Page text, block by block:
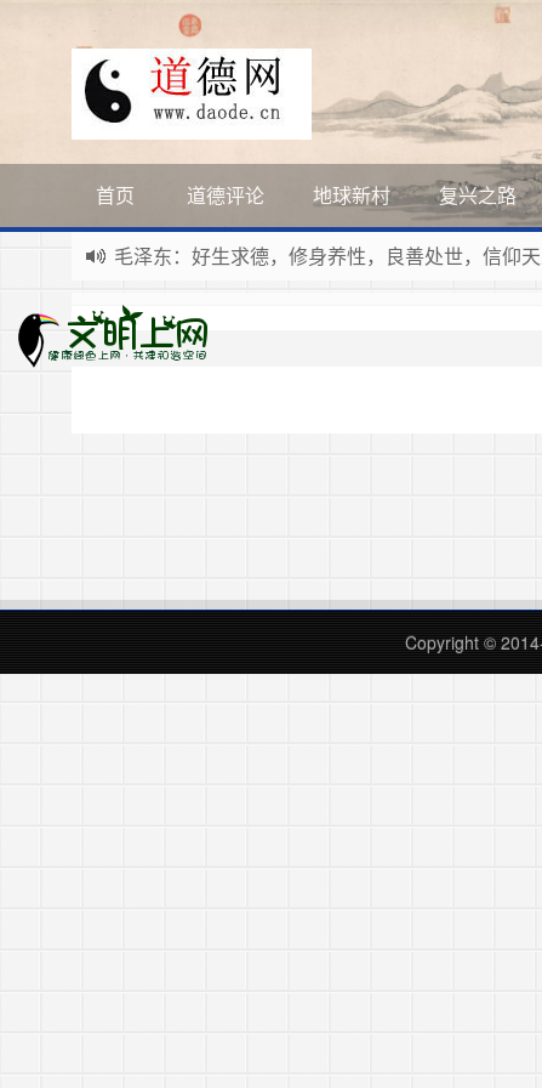
首页 道德评论 地球新村 复兴之路
毛泽东：好生求德，修身养性，良善处世，信仰天
习近平：引导人们向往和追求讲道德、尊道德、
寰宇繁星如瀚彩，人生亘古一凡尘。禅境天籁聆妙
Copyright ©